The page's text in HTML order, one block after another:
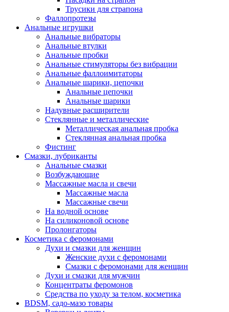
Трусики для страпона
Фаллопротезы
Анальные игрушки
Анальные вибраторы
Анальные втулки
Анальные пробки
Анальные стимуляторы без вибрации
Анальные фаллоимитаторы
Анальные шарики, цепочки
Анальные цепочки
Анальные шарики
Надувные расширители
Стеклянные и металлические
Металлическая анальная пробка
Стеклянная анальная пробка
Фистинг
Смазки, лубриканты
Анальные смазки
Возбуждающие
Массажные масла и свечи
Массажные масла
Массажные свечи
На водной основе
На силиконовой основе
Пролонгаторы
Косметика с феромонами
Духи и смазки для женщин
Женские духи с феромонами
Смазки с феромонами для женщин
Духи и смазки для мужчин
Концентраты феромонов
Средства по уходу за телом, косметика
BDSM, садо-мазо товары